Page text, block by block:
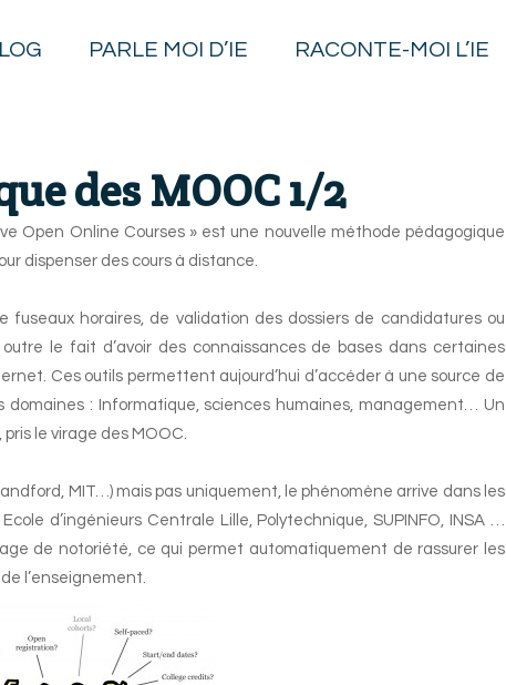
PARLE MOI D’IE RACONTE-MOI L’IE
des MOOC 1/2
Open Online Courses » est une nouvelle méthode pédagogique
dispenser des cours à distance.
fuseaux horaires, de validation des dossiers de candidatures ou
le fait d’avoir des connaissances de bases dans certaines
Ces outils permettent aujourd’hui d’accéder à une source de
: Informatique, sciences humaines, management… Un
le virage des MOOC.
MIT…) mais pas uniquement, le phénomène arrive dans les
d’ingénieurs Centrale Lille, Polytechnique, SUPINFO, INSA …
de notoriété, ce qui permet automatiquement de rassurer les
l’enseignement.